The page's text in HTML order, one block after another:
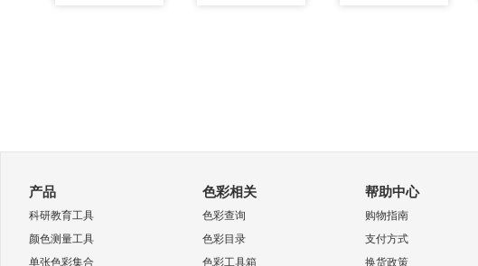
产品
科研教育工具
颜色测量工具
单张色彩集合
色彩相关
色彩查询
色彩目录
色彩工具箱
帮助中心
购物指南
支付方式
换货政策